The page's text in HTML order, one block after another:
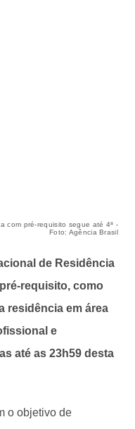
com pré-requisito segue até 4ª -
Foto: Agência Brasil
de Residência
requisito, como
residência em área
e
até as 23h59 desta
o objetivo de